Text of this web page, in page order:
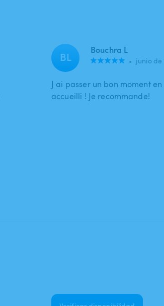
BL Bouchra L
• junio de
J ai passer un bon moment
accueilli ! Je recommande!